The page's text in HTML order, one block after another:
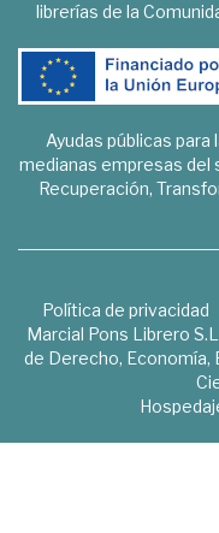
librerías de la
Ayudas públicas
medianas empresas del
Recuperación,
Política de privacidad
Marcial Pons Librero
de Derecho, Economía,